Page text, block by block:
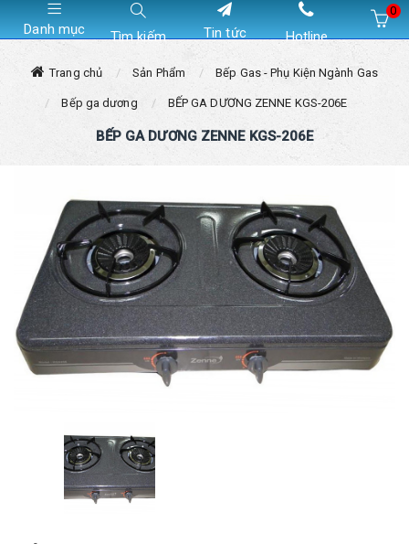
Danh mục Tìm kiếm Tin tức Hotline
0
Trang chủ Sản Phẩm Bếp Gas - Phụ Kiện Ngành Gas
Bếp ga dương BẾP GA DƯƠNG ZENNE KGS-206E
BẾP GA DƯƠNG ZENNE KGS-206E